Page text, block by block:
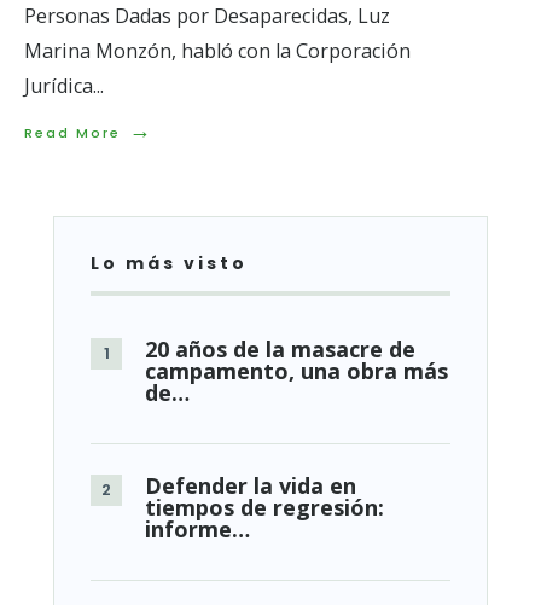
Personas Dadas por Desaparecidas, Luz
Marina Monzón, habló con la Corporación
Jurídica...
Read More →
Read
Monzón:
ilusionada
un
trabajo
Lo más visto
20 años de la masacre de
campamento, una obra más
de…
Defender la vida en
tiempos de regresión:
informe…